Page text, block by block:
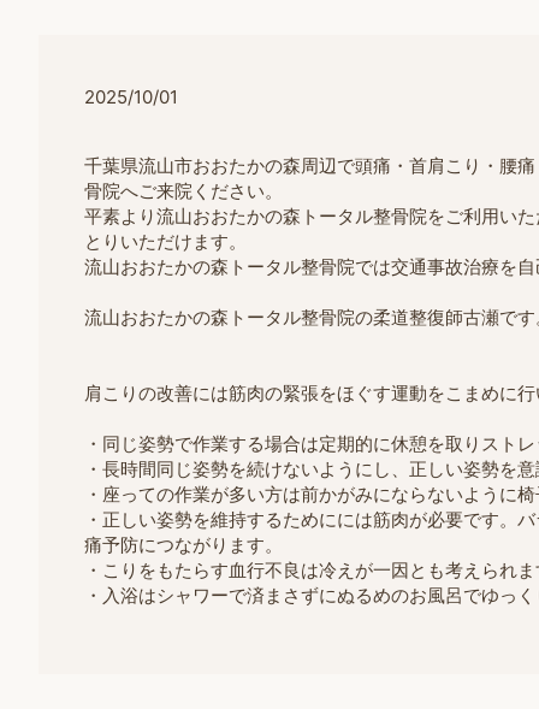
2025/10/01
千葉県流山市おおたかの森周辺で頭痛・首肩こり・腰
骨院へご来院ください。
平素より流山おおたかの森トータル整骨院をご利用い
とりいただけます。
流山おおたかの森トータル整骨院では交通事故治療を
流山おおたかの森トータル整骨院の柔道整復師古瀬です
肩こりの改善には筋肉の緊張をほぐす運動をこまめに
・同じ姿勢で作業する場合は定期的に休憩を取りスト
・長時間同じ姿勢を続けないようにし、正しい姿勢を
・座っての作業が多い方は前かがみにならないように
・正しい姿勢を維持するためにには筋肉が必要です。
痛予防につながります。
・こりをもたらす血行不良は冷えが一因とも考えられ
・入浴はシャワーで済まさずにぬるめのお風呂でゆっ